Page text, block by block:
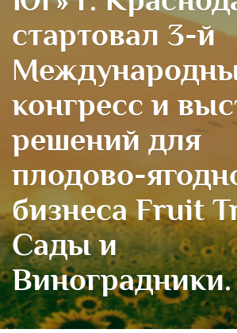
стартовал 3-й
конгресс и
решений для
плодово-
бизнеса Fruit
Сады и
Виноградники.